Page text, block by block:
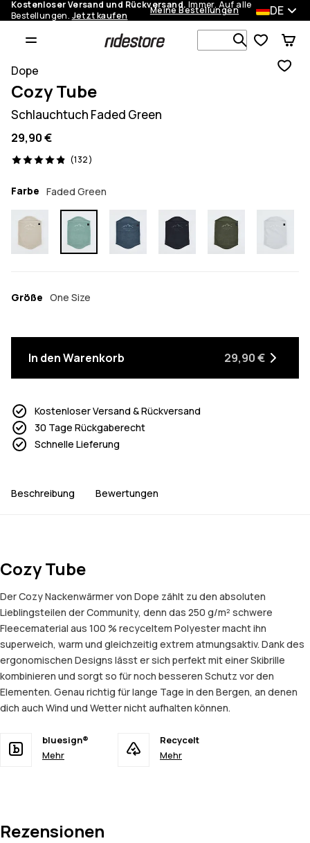
Kostenloser Versand und Rückversand. Immer. Auf alle
Bestellungen. Jetzt kaufen Meine Bestellungen DE
Dope
Cozy Tube
Schlauchtuch Faded Green
29,90 €
(132)
132 Reviews, 4.9/5
Farbe Faded Green
Größe One Size
In den Warenkorb 29,90 €
Kostenloser Versand & Rückversand
30 Tage Rückgaberecht
Schnelle Lieferung
Beschreibung Bewertungen
Cozy Tube
Der Cozy Nackenwärmer von Dope zählt zu den absoluten
Lieblingsteilen der Community, denn das 250 g/m² schwere
Fleecematerial aus 100 % recyceltem Polyester macht ihn
superweich, warm und gleichzeitig extrem atmungsaktiv. Dank des
ergonomischen Designs lässt er sich perfekt mit einer Skibrille
kombinieren und sorgt so für noch besseren Schutz vor den
Elementen. Genau richtig für lange Tage in den Bergen, an denen
dich auch Wind und Wetter nicht aufhalten können.
bluesign®
Mehr
Recycelt
Mehr
Rezensionen